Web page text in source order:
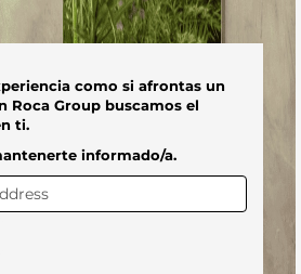
como si afrontas un
Roca Group buscamos el
ti.
informado/a.